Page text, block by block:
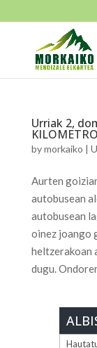
Urriak 2,
bymorkaiko |
Aurten
autobusean
autobusean
oinez joango
heltzerakoan
dugu.